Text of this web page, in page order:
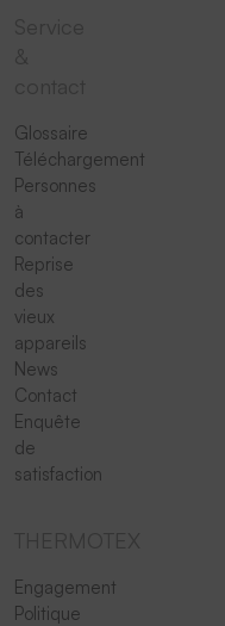
Glossaire
Téléchargement
Personnes
à
contacter
Reprise
des
vieux
appareils
News
Contact
Enquête
de
satisfaction
Engagement
Politique